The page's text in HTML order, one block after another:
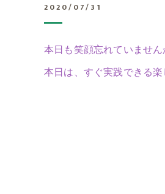
2020/07/31
本日も笑顔忘れていません
本日は、すぐ実践できる